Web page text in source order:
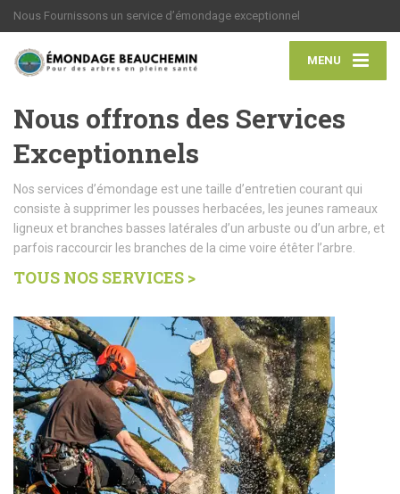
Nous Fournissons un service d’émondage exceptionnel
MENU
Nous offrons des Services
Exceptionnels
Nos services d’émondage est une taille d’entretien courant qui
consiste à supprimer les pousses herbacées, les jeunes rameaux
ligneux et branches basses latérales d’un arbuste ou d’un arbre, et
parfois raccourcir les branches de la cime voire étêter l’arbre.
TOUS NOS SERVICES >